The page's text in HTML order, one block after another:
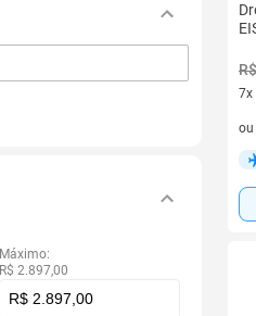
Máximo:
R$ 2.897,00
7x
7
ou